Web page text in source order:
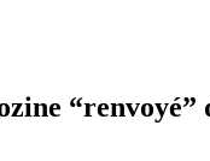
“renvoyé”